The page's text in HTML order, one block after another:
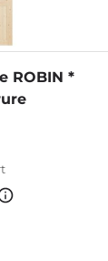
ROBIN *